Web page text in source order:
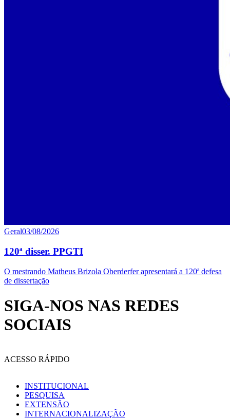
Geral03/08/2026
120ª disser. PPGTI
O mestrando Matheus Brizola Oberderfer apresentará a 120ª defesa
de dissertação
SIGA-NOS NAS REDES
SOCIAIS
ACESSO RÁPIDO
INSTITUCIONAL
PESQUISA
EXTENSÃO
INTERNACIONALIZAÇÃO